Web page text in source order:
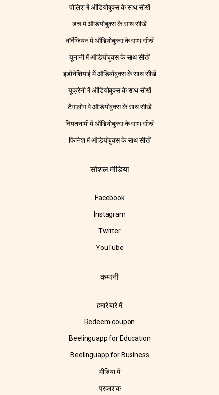
पोलिश में ऑडियोबुक्स के साथ सीखें
डच में ऑडियोबुक्स के साथ सीखें
नॉर्वेजियन में ऑडियोबुक्स के साथ सीखें
यूनानी में ऑडियोबुक्स के साथ सीखें
इंडोनेशियाई में ऑडियोबुक्स के साथ सीखें
यूक्रेनी में ऑडियोबुक्स के साथ सीखें
टैगालोग में ऑडियोबुक्स के साथ सीखें
वियतनामी में ऑडियोबुक्स के साथ सीखें
फिनिश में ऑडियोबुक्स के साथ सीखें
सोशल मीडिया
Facebook
Instagram
Twitter
YouTube
कम्पनी
हमारे बारे में
Redeem coupon
Beelinguapp for Education
Beelinguapp for Business
मीडिया में
प्रकाशक